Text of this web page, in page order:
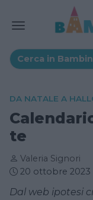
DA NATALE A
te
Valeria Signori
20 ottobre 2023
Dal web ipotesi